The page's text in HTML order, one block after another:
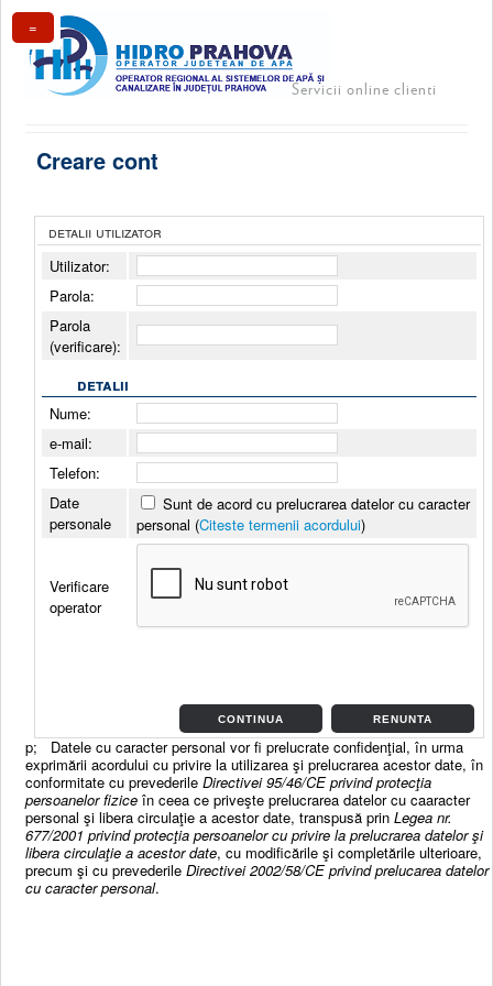
Servicii online clienti
=
Creare cont
detalii utilizator
Utilizator:
Parola:
Parola
(verificare):
detalii
Nume:
e-mail:
Telefon:
Date
personale
Sunt de acord cu prelucrarea datelor cu caracter
personal (Citeste termenii acordului)
Verificare
operator
CONTINUA RENUNTA
p; Datele cu caracter personal vor fi prelucrate confidenţial, în urma
exprimării acordului cu privire la utilizarea şi prelucrarea acestor date, în
conformitate cu prevederileDirectivei 95/46/CE privind protecţia
persoanelor fizice în ceea ce priveşte prelucrarea datelor cu caaracter
personal şi libera circulaţie a acestor date, transpusă prinLegea nr.
677/2001 privind protecţia persoanelor cu privire la prelucrarea datelor şi
libera circulaţie a acestor date, cu modificările şi completările ulterioare,
precum şi cu prevederileDirectivei 2002/58/CE privind prelucarea datelor
cu caracter personal.